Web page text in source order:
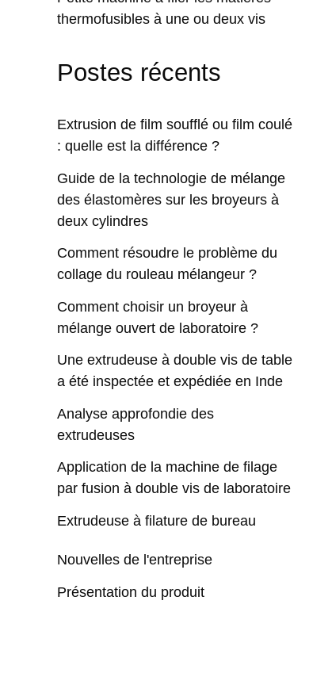
thermofusibles à une ou deux vis
Postes récents
Extrusion de film soufflé ou film coulé
: quelle est la différence ?
Guide de la technologie de mélange
des élastomères sur les broyeurs à
deux cylindres
Comment résoudre le problème du
collage du rouleau mélangeur ?
Comment choisir un broyeur à
mélange ouvert de laboratoire ?
Une extrudeuse à double vis de table
a été inspectée et expédiée en Inde
Analyse approfondie des
extrudeuses
Application de la machine de filage
par fusion à double vis de laboratoire
Extrudeuse à filature de bureau
Nouvelles de l'entreprise
Présentation du produit